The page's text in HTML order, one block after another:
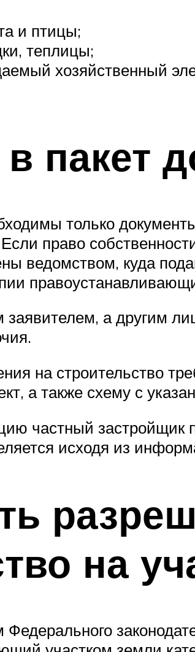
и птицы;
теплицы;
хозяйственный
пакет
только
право
ведомством, куда
заявителем, а другим
на строительство
а также схему с
частный застройщик
исходя из
на
Федерального